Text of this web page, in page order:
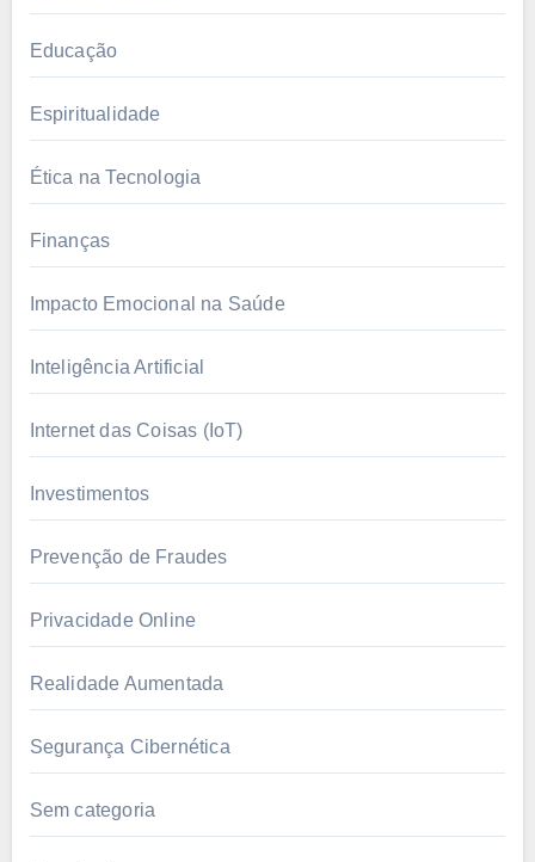
Educação
Espiritualidade
Ética na Tecnologia
Finanças
Impacto Emocional na Saúde
Inteligência Artificial
Internet das Coisas (IoT)
Investimentos
Prevenção de Fraudes
Privacidade Online
Realidade Aumentada
Segurança Cibernética
Sem categoria